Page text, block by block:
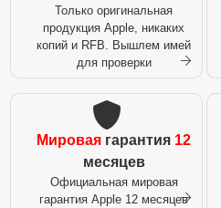
Только оригинальная
продукция Apple, никаких
копий и RFB. Вышлем имей
для проверки
Мировая гарантия 12
месяцев
Официальная мировая
гарантия Apple 12 месяцев